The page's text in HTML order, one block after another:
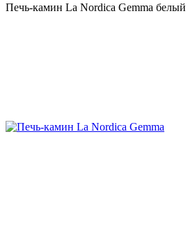
Печь-камин La Nordica Gemma белый